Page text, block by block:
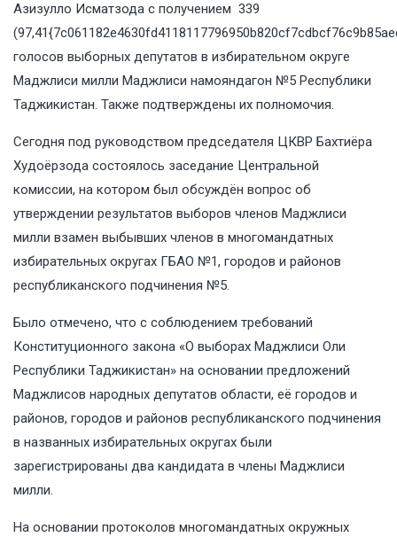
Азизулло Исматзода с получением 339
голосов выборных депутатов в избирательном округе
Маджлиси милли Маджлиси намояндагон №5 Республики
Таджикистан. Также подтверждены их полномочия.
Сегодня под руководством председателя ЦКВР Бахтиёра
Худоёрзода состоялось заседание Центральной
комиссии, на котором был обсуждён вопрос об
утверждении результатов выборов членов Маджлиси
милли взамен выбывших членов в многомандатных
избирательных округах ГБАО №1, городов и районов
республиканского подчинения №5.
Было отмечено, что с соблюдением требований
Конституционного закона «О выборах Маджлиси Оли
Республики Таджикистан» на основании предложений
Маджлисов народных депутатов области, её городов и
районов, городов и районов республиканского подчинения
в названных избирательных округах были
зарегистрированы два кандидата в члены Маджлиси
милли.
На основании протоколов многомандатных окружных